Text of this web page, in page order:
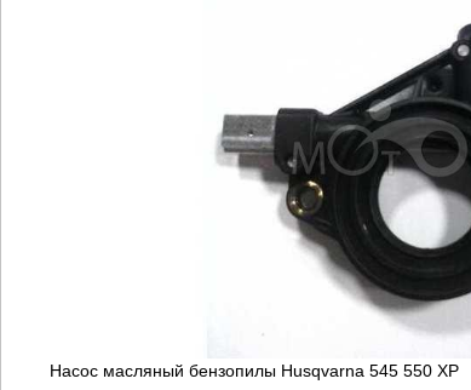
Насос масляный бензопилы Husqvarna 545 550 ХР